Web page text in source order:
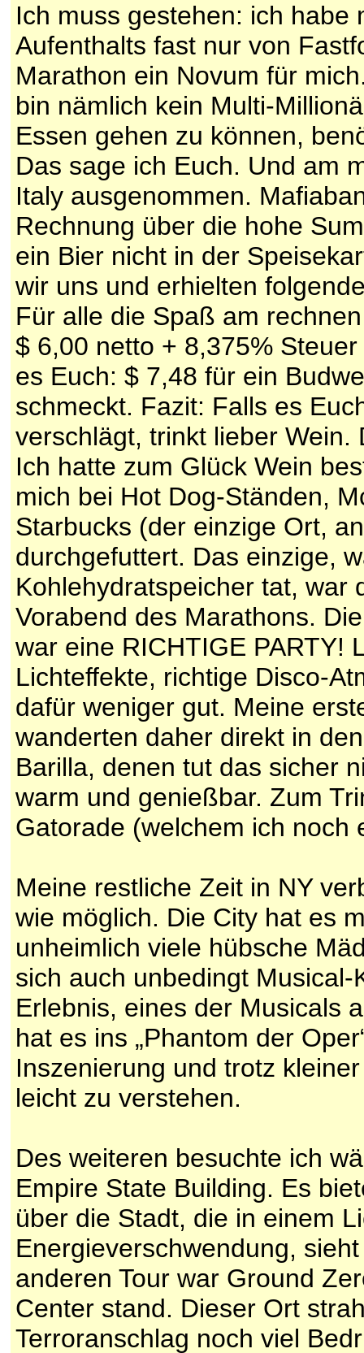
Ich muss gestehen: ich
Aufenthalts fast nur von
Marathon ein Novum für
bin nämlich kein Multi-
Essen gehen zu können,
Das sage ich Euch. Und am
Italy ausgenommen.
Rechnung über die hohe
ein Bier nicht in der
wir uns und erhielten
Für alle die Spaß am
$ 6,00 netto + 8,375%
es Euch: $ 7,48 für ein
schmeckt. Fazit: Falls es
verschlägt, trinkt lieber
Ich hatte zum Glück Wein
mich bei Hot Dog-Ständen,
Starbucks (der einzige Ort,
durchgefuttert. Das einzige,
Kohlehydratspeicher tat, war
Vorabend des Marathons.
war eine RICHTIGE PARTY!
Lichteffekte, richtige Disco-
dafür weniger gut. Meine
wanderten daher direkt in
Barilla, denen tut das sicher
warm und genießbar. Zum
Gatorade (welchem ich noch
Meine restliche Zeit in NY
wie möglich. Die City hat es
unheimlich viele hübsche
sich auch unbedingt
Erlebnis, eines der Musicals
hat es ins „Phantom der
Inszenierung und trotz
leicht zu verstehen.
Des weiteren besuchte ich
Empire State Building. Es
über die Stadt, die in einem
Energieverschwendung,
anderen Tour war Ground
Center stand. Dieser Ort
Terroranschlag noch viel